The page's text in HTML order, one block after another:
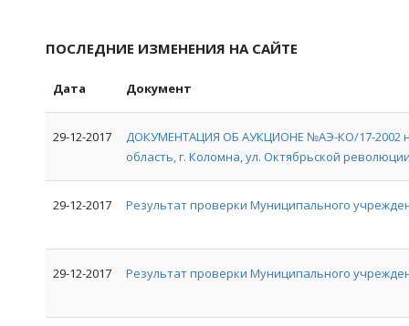
ПОСЛЕДНИЕ ИЗМЕНЕНИЯ НА САЙТЕ
Дата Документ
29-12-2017
ДОКУМЕНТАЦИЯ ОБ АУКЦИОНЕ №АЭ-КО/17-2002
область, г. Коломна, ул. Октябрьской
29-12-2017 Результат проверки Муниципального
29-12-2017 Результат проверки Муниципального